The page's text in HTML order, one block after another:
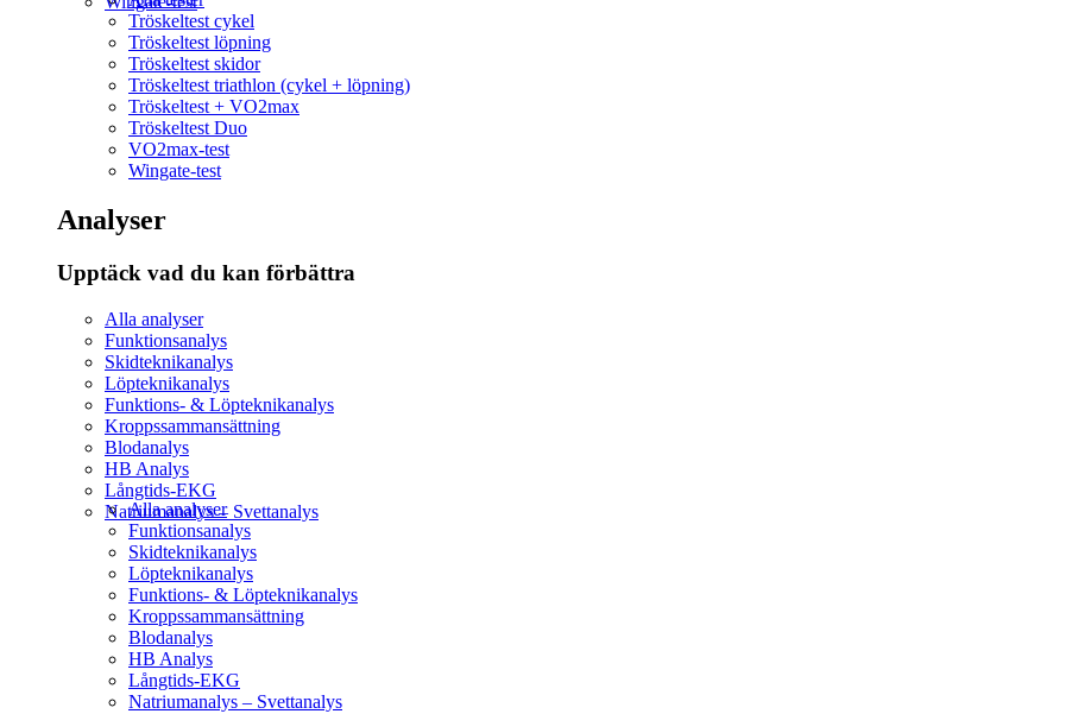
Tröskeltest cykel
Tröskeltest löpning
Tröskeltest skidor
Tröskeltest triathlon (cykel + löpning)
Tröskeltest + VO2max
Tröskeltest Duo
VO2max-test
Wingate-test
Analyser
Upptäck vad du kan förbättra​
Alla analyser
Funktionsanalys
Skidteknikanalys
Löpteknikanalys
Funktions- & Löpteknikanalys
Kroppssammansättning
Blodanalys
HB Analys
Långtids-EKG
Natriumanalys – Svettanalys
Alla analyser
Funktionsanalys
Skidteknikanalys
Löpteknikanalys
Funktions- & Löpteknikanalys
Kroppssammansättning
Blodanalys
HB Analys
Långtids-EKG
Natriumanalys – Svettanalys